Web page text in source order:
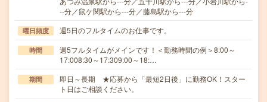
--分／鼠ケ関駅から---分／藤島駅から---分
曜日頻度 週5日のフルタイムのお仕事です。
時間
週5フルタイムがメインです！＜勤務時間の例＞8:00～
17:008:30～17:309:00～18:…
期間
即日～長期 ★応募から「最短2日後」に勤務OK！スター
ト日はご相談ください。